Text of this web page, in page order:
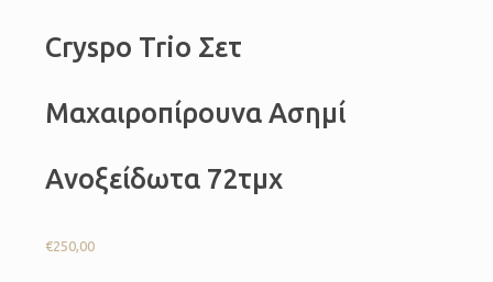
Cryspo Trio Σετ
Μαχαιροπίρουνα Ασημί
Ανοξείδωτα 72τμχ
€250,00